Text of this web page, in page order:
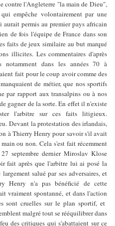
contre l'Angleterre "la main de Dieu",
empêche volontairement par une
permis au premier pays africain
de fois l'équipe de France dans son
faits de jeux similaire au but marqué
illicites. Les commentaires d'après
notamment dans les années 70 à
fait pour le coup avoir comme des
de métier, que nos sportifs
par rapport aux transalpins ou à nos
gagner de la sorte. En effet il n'existe
l'arbitre sur ces faits litigieux.
Devant la protestation des irlandais,
à Thierry Henry pour savoir s'il avait
ou non. Cela s'est fait récemment
septembre dernier Miroslav Klose
fait après que l'arbitre lui ai posé la
salué par ses adversaires, et
Henry n'a pas bénéficié de cette
vraiment spontanné, et dans l'action
sont cruelles sur le plan sportif, et
malgré tout se rééquilibrer dans
des critiques qui s'abattaient sur ce